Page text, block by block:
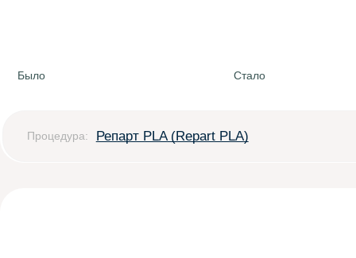
Было Стало
Процедура: Репарт PLA (Repart PLA)